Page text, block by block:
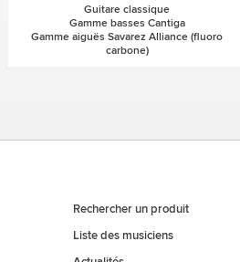
Guitare classique
Gamme basses Cantiga
Gamme aiguës Savarez Alliance (fluoro
carbone)
Rechercher un produit
Liste des musiciens